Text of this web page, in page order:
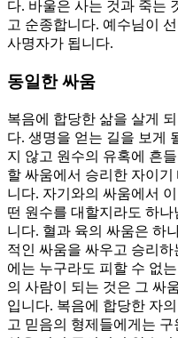
다. 바울은 사는 것과 죽는
고 순종합니다. 예수님이
사명자가 됩니다.
동일한 싸움
복음에 합당한 삶을 살게
다. 생명을 얻는 길을 보게
지 않고 원수의 유혹에 흔
할 싸움에서 승리한 자이
니다. 자기와의 싸움에서
떤 원수를 대할지라도 하
니다. 혈과 육의 싸움은 하
적인 싸움을 싸우고 승리
에는 누구라도 피할 수 없
의 사람이 되는 것은 그 싸
입니다. 복음에 합당한 자
고 믿음의 형제들에게는